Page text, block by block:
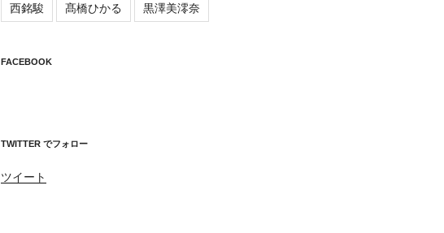
西銘駿 髙橋ひかる 黒澤美澪奈
FACEBOOK
TWITTER でフォロー
ツイート